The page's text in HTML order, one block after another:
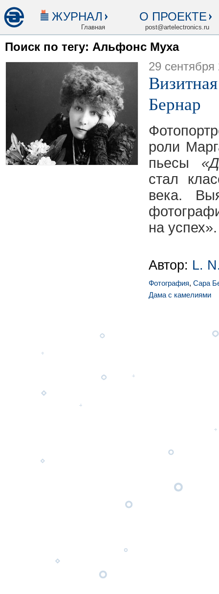
ЖУРНАЛ
Главная
О ПРОЕКТЕ
post@artelectronics.ru
Поиск по тегу: Альфонс Муха
29 сентября
Бернар
роли
пьесы
стал
века.
на успех».
Автор: L.
Фотография, Сара
Дама с камелиями